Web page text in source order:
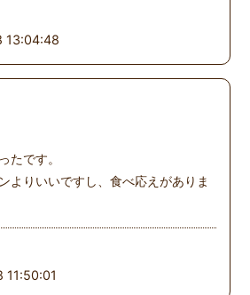
13:04:48
たです。
よりいいですし、食べ応えがありま
11:50:01